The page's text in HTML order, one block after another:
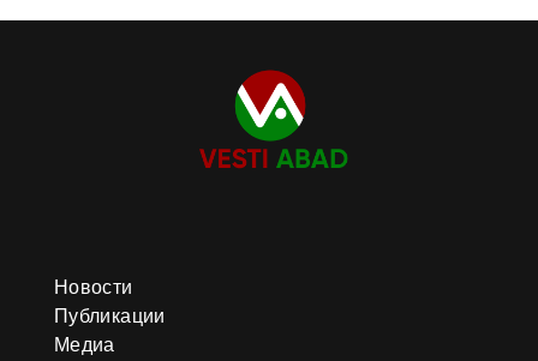
Новости
Публикации
Медиа